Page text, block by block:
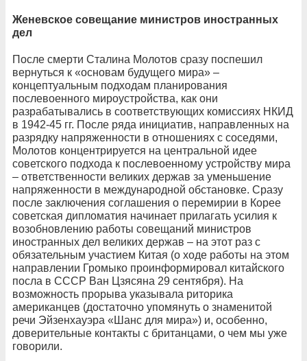
Женевское совещание министров иностранных
дел
После смерти Сталина Молотов сразу поспешил
вернуться к «основам будущего мира» –
концептуальным подходам планирования
послевоенного мироустройства, как они
разрабатывались в соответствующих комиссиях НКИД
в 1942-45 гг. После ряда инициатив, направленных на
разрядку напряженности в отношениях с соседями,
Молотов концентрируется на центральной идее
советского подхода к послевоенному устройству мира
– ответственности великих держав за уменьшение
напряженности в международной обстановке. Сразу
после заключения соглашения о перемирии в Корее
советская дипломатия начинает прилагать усилия к
возобновлению работы совещаний министров
иностранных дел великих держав – на этот раз с
обязательным участием Китая (о ходе работы на этом
направлении Громыко проинформировал китайского
посла в СССР Ван Цзясяна 29 сентября). На
возможность прорыва указывала риторика
американцев (достаточно упомянуть о знаменитой
речи Эйзенхауэра «Шанс для мира») и, особенно,
доверительные контакты с британцами, о чем мы уже
говорили.